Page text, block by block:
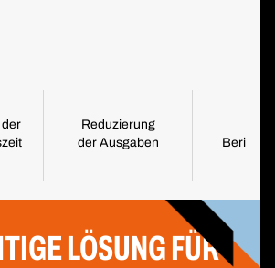
der
Reduzierung
der Ausgaben
LÖSUNG FÜR